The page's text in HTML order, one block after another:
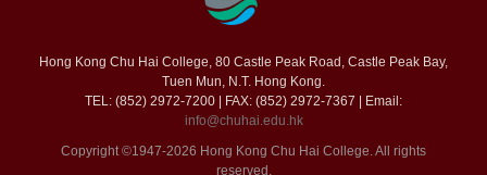
Hong Kong Chu Hai College, 80 Castle Peak Road, Castle Peak Bay,
Tuen Mun, N.T. Hong Kong.
TEL: (852) 2972-7200 | FAX: (852) 2972-7367 | Email:
info@chuhai.edu.hk
Copyright ©1947-2026 Hong Kong Chu Hai College. All rights
reserved.